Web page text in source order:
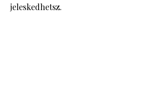
jeleskedhetsz.